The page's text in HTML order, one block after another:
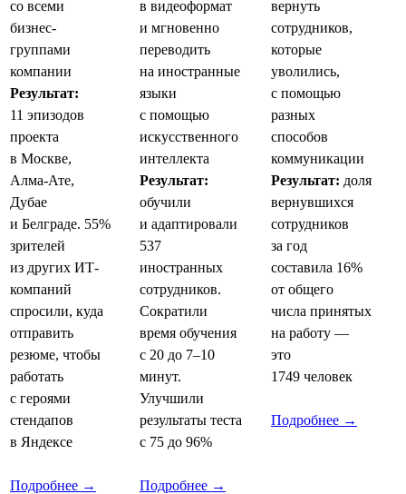
со всеми
бизнес-
группами
компании
Результат:
11 эпизодов
проекта
в Москве,
Алма-Ате,
Дубае
и Белграде. 55%
зрителей
из других ИТ-
компаний
спросили, куда
отправить
резюме, чтобы
работать
с героями
стендапов
в Яндексе
Подробнее →
в видеоформат
и мгновенно
переводить
на иностранные
языки
с помощью
искусственного
интеллекта
Результат:
обучили
и адаптировали
537
иностранных
сотрудников.
Сократили
время обучения
с 20 до 7–10
минут.
Улучшили
результаты теста
с 75 до 96%
Подробнее →
вернуть
сотрудников,
которые
уволились,
с помощью
разных
способов
коммуникации
Результат: доля
вернувшихся
сотрудников
за год
составила 16%
от общего
числа принятых
на работу —
это
1749 человек
Подробнее →